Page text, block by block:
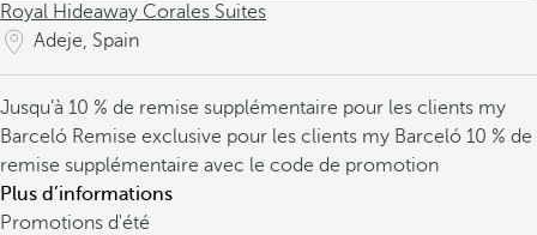
Royal Hideaway Corales Suites
Adeje, Spain
Jusqu’à 10 % de remise supplémentaire pour les clients my
Barceló Remise exclusive pour les clients my Barceló 10 % de
remise supplémentaire avec le code de promotion
Plus d’informations
Promotions d'été